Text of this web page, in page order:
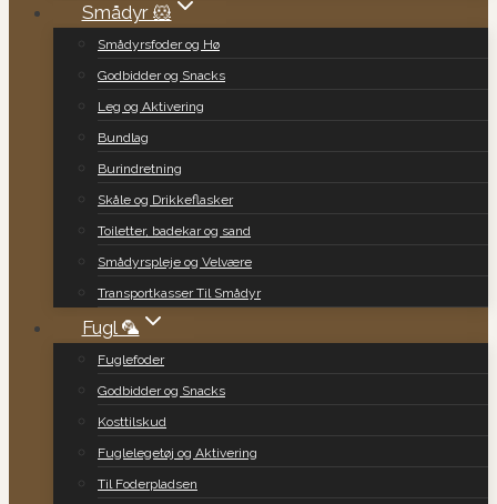
Smådyr 🐹
Smådyrsfoder og Hø
Godbidder og Snacks
Leg og Aktivering
Bundlag
Burindretning
Skåle og Drikkeflasker
Toiletter, badekar og sand
Smådyrspleje og Velvære
Transportkasser Til Smådyr
Fugl 🦜
Fuglefoder
Godbidder og Snacks
Kosttilskud
Fuglelegetøj og Aktivering
Til Foderpladsen